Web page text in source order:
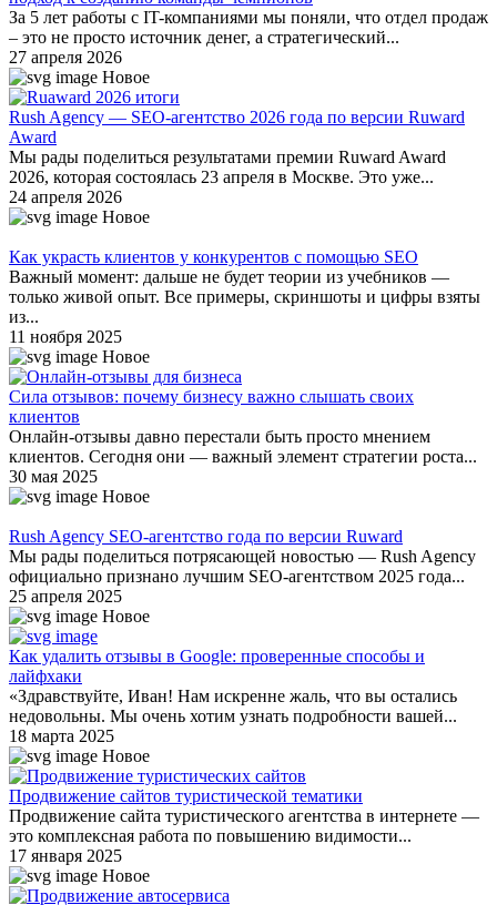
За 5 лет работы с IT-компаниями мы поняли, что отдел продаж
– это не просто источник денег, а стратегический...
27 апреля 2026
Новое
Rush Agency — SEO-агентство 2026 года по версии Ruward
Award
Мы рады поделиться результатами премии Ruward Award
2026, которая состоялась 23 апреля в Москве. Это уже...
24 апреля 2026
Новое
Как украсть клиентов у конкурентов с помощью SEO
Важный момент: дальше не будет теории из учебников —
только живой опыт. Все примеры, скриншоты и цифры взяты
из...
11 ноября 2025
Новое
Сила отзывов: почему бизнесу важно слышать своих
клиентов
Онлайн-отзывы давно перестали быть просто мнением
клиентов. Сегодня они — важный элемент стратегии роста...
30 мая 2025
Новое
Rush Agency SEO-агентство года по версии Ruward
Мы рады поделиться потрясающей новостью — Rush Agency
официально признано лучшим SEO-агентством 2025 года...
25 апреля 2025
Новое
Как удалить отзывы в Google: проверенные способы и
лайфхаки
«Здравствуйте, Иван! Нам искренне жаль, что вы остались
недовольны. Мы очень хотим узнать подробности вашей...
18 марта 2025
Новое
Продвижение сайтов туристической тематики
Продвижение сайта туристического агентства в интернете —
это комплексная работа по повышению видимости...
17 января 2025
Новое